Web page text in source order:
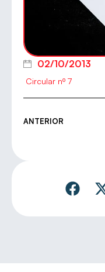
02/10/2013
Circular nº 7
ANTERIOR